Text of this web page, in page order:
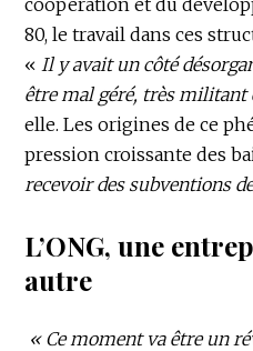
coopération et du
80, le travail dans ces
«Il y avait un côté
être mal géré, très
elle. Les origines de ce
pression croissante des
recevoir des subventions
L’ONG, une
autre
« Ce moment va être un